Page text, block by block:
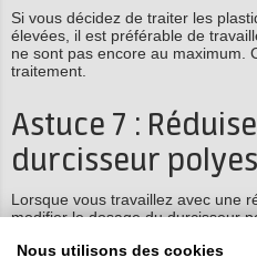
Si vous décidez de traiter les
élevées, il est préférable de
ne sont pas encore au maximum.
traitement.
Astuce 7 :
durcisseur
Lorsque vous travaillez avec une
modifier le dosage du durcisseur
temps de traitement plus long.
Nous utilisons des cookies